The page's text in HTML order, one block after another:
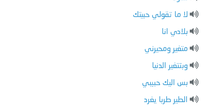
لا ما تقولي حبيتك
بلادي انا
متغير ومحيرني
وبتتغير الدنيا
بس اليك حبيبي
الطير طربا يغرد